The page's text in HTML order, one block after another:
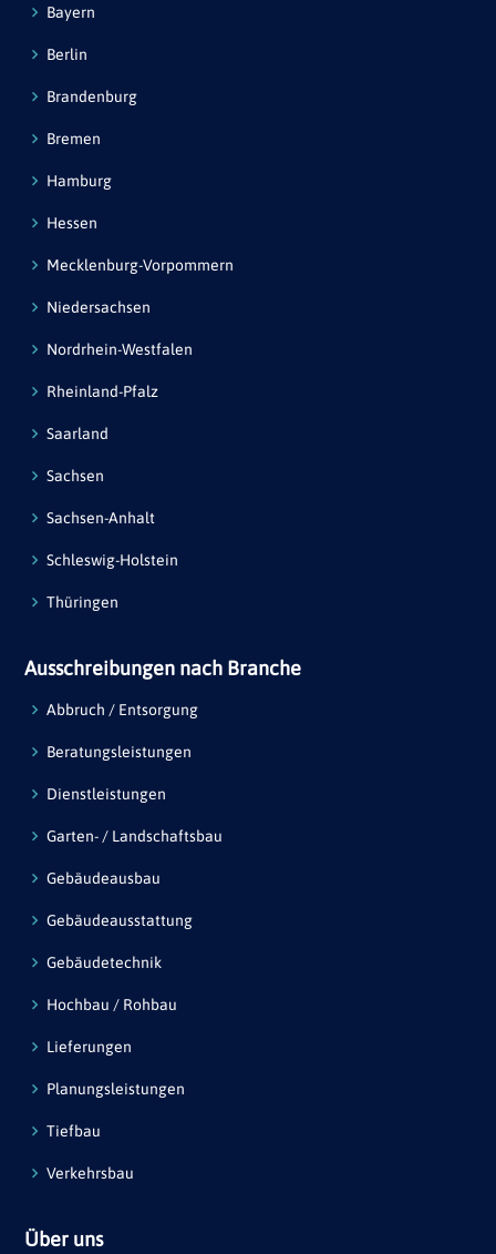
Bayern
Berlin
Brandenburg
Bremen
Hamburg
Hessen
Mecklenburg-Vorpommern
Niedersachsen
Nordrhein-Westfalen
Rheinland-Pfalz
Saarland
Sachsen
Sachsen-Anhalt
Schleswig-Holstein
Thüringen
Ausschreibungen nach Branche
Abbruch / Entsorgung
Beratungsleistungen
Dienstleistungen
Garten- / Landschaftsbau
Gebäudeausbau
Gebäudeausstattung
Gebäudetechnik
Hochbau / Rohbau
Lieferungen
Planungsleistungen
Tiefbau
Verkehrsbau
Über uns